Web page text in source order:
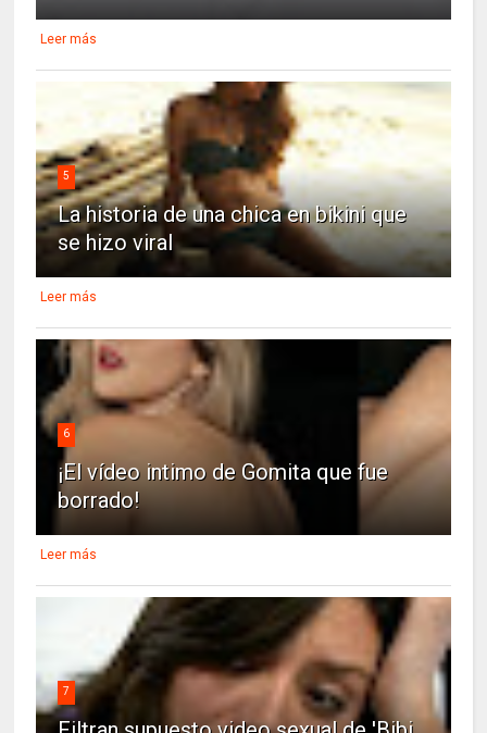
Leer más
5
La historia de una chica en bikini que
se hizo viral
Leer más
6
¡El vídeo intimo de Gomita que fue
borrado!
Leer más
7